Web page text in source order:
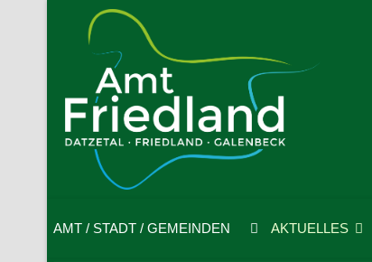
AMT / STADT / GEMEINDEN AKTUELLES